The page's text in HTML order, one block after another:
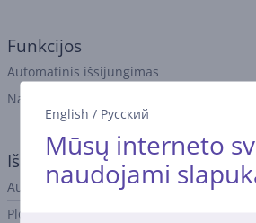
English / Русский
Mūsų interneto
naudojami
Funkcijos
Automatinis išsijungimas
Naktinis režimas
Išmatavimai
Aukštis
Plotis